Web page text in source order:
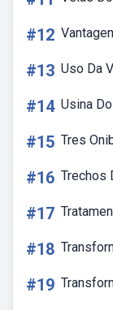
#12
#13 Uso Da
#14 Usina
#15 Tres
#16 Trechos
#17
#18
#19